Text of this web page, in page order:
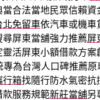
當合法當地民眾信賴
北免留車依汽車或機車
屏東當舖強力推薦屏
活屏東小額借款方案
專為台灣人口碑推薦
行箱找隨行防水氣密抗
服務規範新莊當舖另